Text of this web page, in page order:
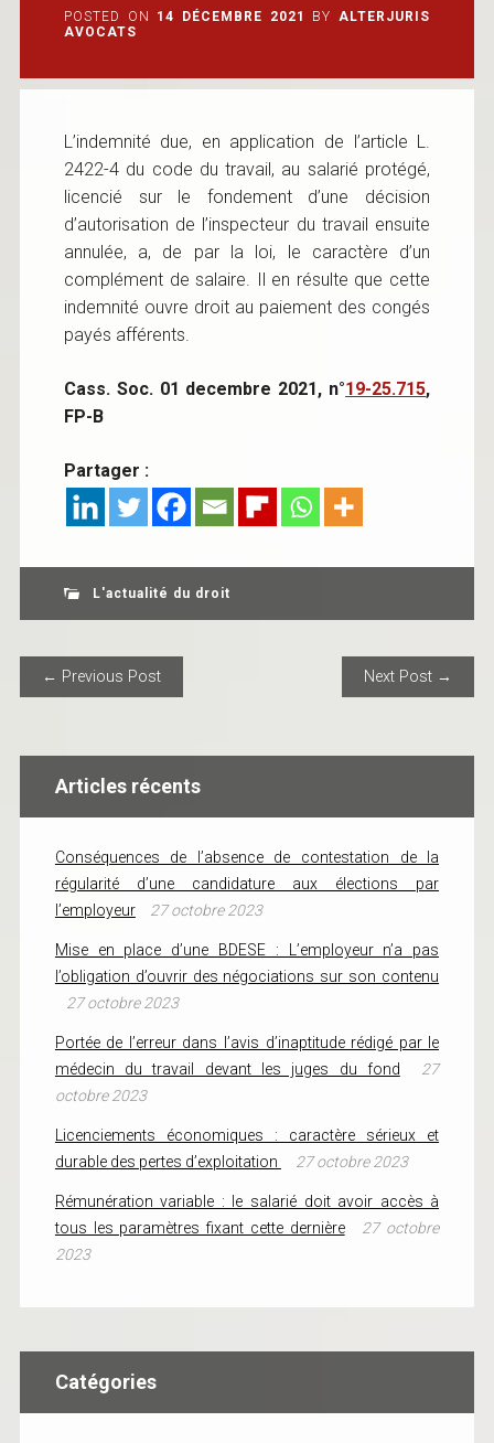
POSTED ON 14 DÉCEMBRE 2021 BY ALTERJURIS
AVOCATS
L’indemnité due, en application de l’article L.
2422-4 du code du travail, au salarié protégé,
licencié sur le fondement d’une décision
d’autorisation de l’inspecteur du travail ensuite
annulée, a, de par la loi, le caractère d’un
complément de salaire. Il en résulte que cette
indemnité ouvre droit au paiement des congés
payés afférents.
Cass. Soc. 01 decembre 2021, n°19-25.715,
FP-B
Partager :
L'actualité du droit
POST NAVIGATION
← Previous Post Next Post →
Articles récents
Conséquences de l’absence de contestation de la
régularité d’une candidature aux élections par
l’employeur
27 octobre 2023
Mise en place d’une BDESE : L’employeur n’a pas
l’obligation d’ouvrir des négociations sur son contenu
27 octobre 2023
Portée de l’erreur dans l’avis d’inaptitude rédigé par le
médecin du travail devant les juges du fond
27
octobre 2023
Licenciements économiques : caractère sérieux et
durable des pertes d’exploitation
27 octobre 2023
Rémunération variable : le salarié doit avoir accès à
tous les paramètres fixant cette dernière
27 octobre
2023
Catégories